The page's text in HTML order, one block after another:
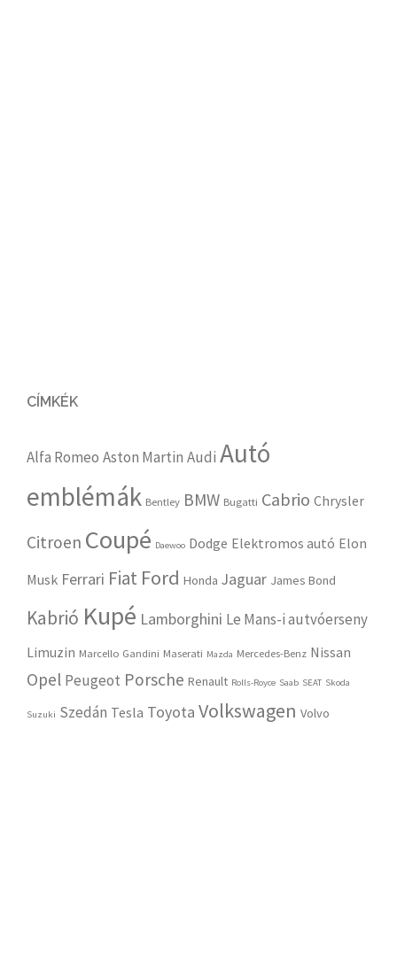
CÍMKÉK
Alfa Romeo Aston Martin Audi Autó
emblémák Bentley BMW Bugatti Cabrio Chrysler
Citroen Coupé Daewoo Dodge Elektromos autó Elon
Musk Ferrari Fiat Ford Honda Jaguar James Bond
Kabrió Kupé Lamborghini Le Mans-i autvóerseny
Limuzin Marcello Gandini Maserati Mazda Mercedes-Benz Nissan
Opel Peugeot Porsche Renault Rolls-Royce Saab SEAT Skoda
Suzuki Szedán Tesla Toyota Volkswagen Volvo